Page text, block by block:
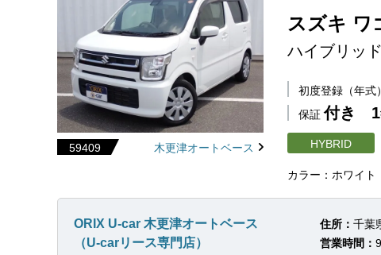
59409 木更津オートベース
スズキ ワ
ハイブリッ
初度登録（年式
保証付き 1
HYBRID
カラー：ホワイト
ORIX U-car 木更津オートベース
（U-carリース専門店）
住所： 千葉
営業時間：